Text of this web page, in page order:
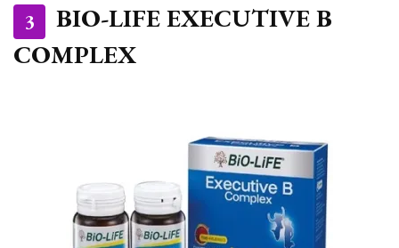
3
BIO-LIFE EXECUTIVE B
COMPLEX